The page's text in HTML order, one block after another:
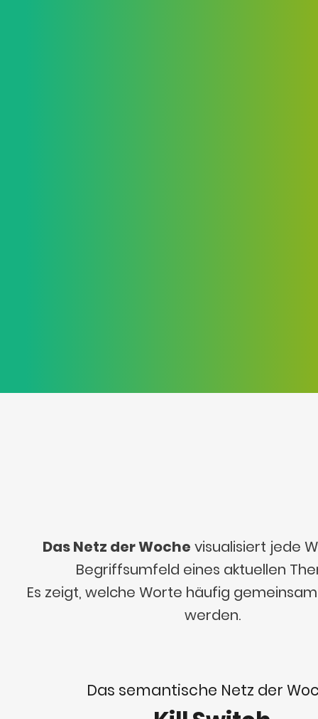
Das Netz der Woche visualisiert jede
Begriffsumfeld eines aktuellen
Es zeigt, welche Worte häufig
werden.
Das semantische Netz der